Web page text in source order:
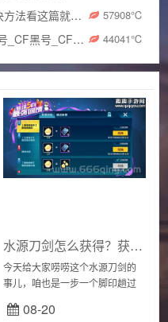
57908℃
这篇就够了！
44041℃
发卡网_和平精英小号
水源刀剑怎么获得？获取方法和途径分享！
今天给大家唠唠这个水源刀剑的
事儿，咱也是一步一个脚印趟过
可有意思。起初，我是在瓦当镇
08-20